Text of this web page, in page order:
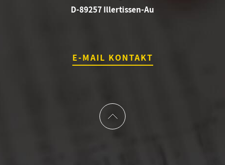
D-89257 Illertissen-Au
E-MAIL KONTAKT